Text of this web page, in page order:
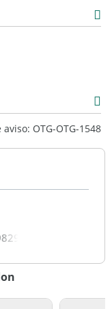
SU VISITA
aviso: OTG-OTG-1548